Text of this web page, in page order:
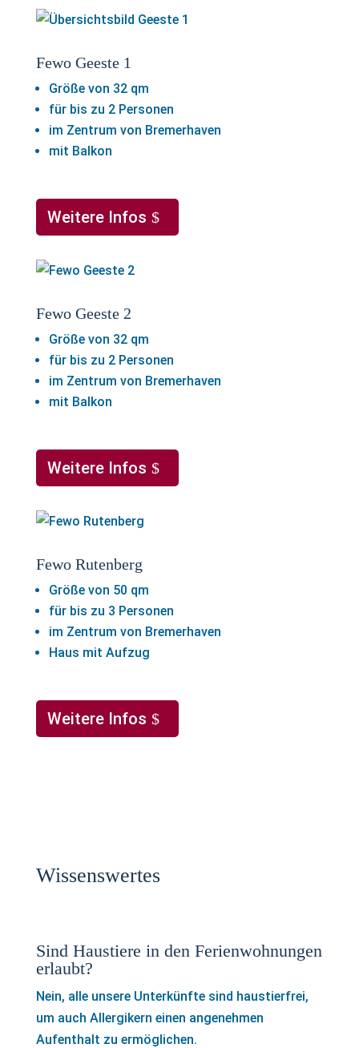
Fewo Geeste 1
Größe von 32 qm
für bis zu 2 Personen
im Zentrum von Bremerhaven
mit Balkon
Weitere Infos
Fewo Geeste 2
Größe von 32 qm
für bis zu 2 Personen
im Zentrum von Bremerhaven
mit Balkon
Weitere Infos
Fewo Rutenberg
Größe von 50 qm
für bis zu 3 Personen
im Zentrum von Bremerhaven
Haus mit Aufzug
Weitere Infos
Wissenswertes
Sind Haustiere in den Ferienwohnungen
erlaubt?
Nein, alle unsere Unterkünfte sind haustierfrei,
um auch Allergikern einen angenehmen
Aufenthalt zu ermöglichen.